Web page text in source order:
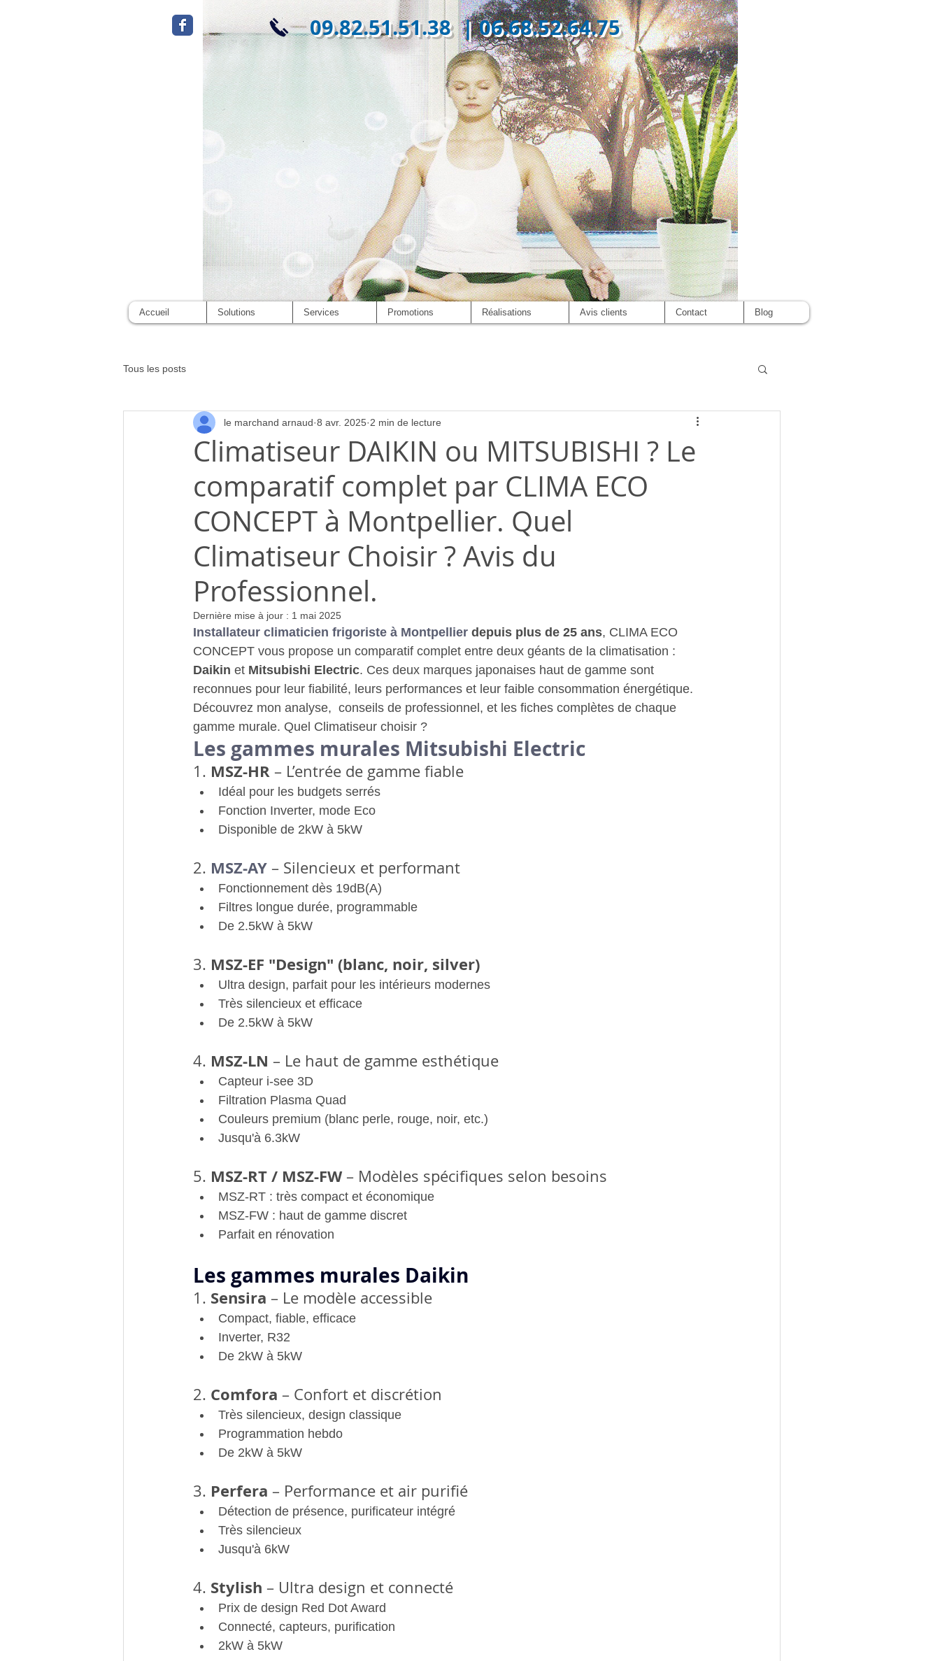
09.82.51.51.38 | 06.68.52.64.75
Clima Eco Concept
Accueil Solutions Services Promotions Réalisations Avis clients Contact Blog
Tous les posts
Climatiseur DAIKIN ou MITSUBISHI ? Le
comparatif complet par CLIMA ECO
CONCEPT à Montpellier. Quel
Climatiseur Choisir ? Avis du
Professionnel.
le marchand arnaud 8 avr. 2025 2 min de lecture
Dernière mise à jour : 1 mai 2025
Installateur climaticien frigoriste à Montpellier depuis plus de 25 ans, CLIMA ECO
CONCEPT vous propose un comparatif complet entre deux géants de la climatisation :
Daikin et Mitsubishi Electric. Ces deux marques japonaises haut de gamme sont
reconnues pour leur fiabilité, leurs performances et leur faible consommation énergétique.
Découvrez mon analyse,  conseils de professionnel, et les fiches complètes de chaque
gamme murale. Quel Climatiseur choisir ?
Les gammes murales Mitsubishi Electric
1. MSZ-HR – L’entrée de gamme fiable
Idéal pour les budgets serrés
Fonction Inverter, mode Eco
Disponible de 2kW à 5kW
2. MSZ-AY – Silencieux et performant
Fonctionnement dès 19dB(A)
Filtres longue durée, programmable
De 2.5kW à 5kW
3. MSZ-EF "Design" (blanc, noir, silver)
Ultra design, parfait pour les intérieurs modernes
Très silencieux et efficace
De 2.5kW à 5kW
4. MSZ-LN – Le haut de gamme esthétique
Capteur i-see 3D
Filtration Plasma Quad
Couleurs premium (blanc perle, rouge, noir, etc.)
Jusqu'à 6.3kW
5. MSZ-RT / MSZ-FW – Modèles spécifiques selon besoins
MSZ-RT : très compact et économique
MSZ-FW : haut de gamme discret
Parfait en rénovation
Les gammes murales Daikin
1. Sensira – Le modèle accessible
Compact, fiable, efficace
Inverter, R32
De 2kW à 5kW
2. Comfora – Confort et discrétion
Très silencieux, design classique
Programmation hebdo
De 2kW à 5kW
3. Perfera – Performance et air purifié
Détection de présence, purificateur intégré
Très silencieux
Jusqu'à 6kW
4. Stylish – Ultra design et connecté
Prix de design Red Dot Award
Connecté, capteurs, purification
2kW à 5kW